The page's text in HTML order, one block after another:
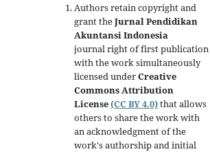
Authors retain copyright and
grant theJurnal Pendidikan
Akuntansi Indonesia
journal right of first publication
with the work simultaneously
licensed underCreative
Commons Attribution
License(CC BY 4.0)that allows
others to share the work with
an acknowledgment of the
work's authorship and initial